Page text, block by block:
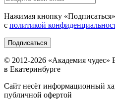
Нажимая кнопку «Подписаться
с политикой
Подписаться
© 2012-2026 «Академия чудес»
в Екатеринбурге
Сайт несёт информационный
публичной офертой